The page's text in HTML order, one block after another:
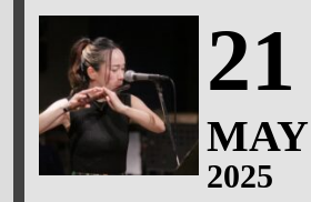
21
MAY
2025